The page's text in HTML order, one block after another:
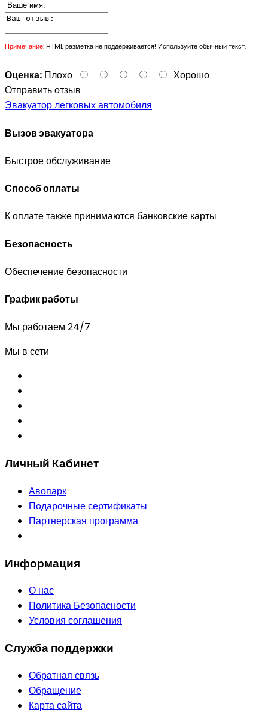
Примечание:HTML разметка не поддерживается! Используйте обычный текст.
Оценка: Плохо
Хорошо
Отправить отзыв
Эвакуатор легковых автомобиля
Вызов эвакуатора
Быстрое обслуживание
Способ оплаты
К оплате также принимаются банковские карты
Безопасность
Обеспечение безопасности
График работы
Мы работаем 24/7
Мы в сети
Личный Кабинет
Авопарк
Подарочные сертификаты
Партнерская программа
Информация
О нас
Политика Безопасности
Условия соглашения
Служба поддержки
Обратная связь
Обращение
Карта сайта